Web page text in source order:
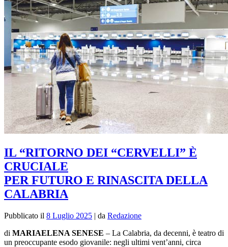
IL “RITORNO DEI “CERVELLI” È
CRUCIALE
PER FUTURO E RINASCITA DELLA
CALABRIA
Pubblicato il 8 Luglio 2025 | da Redazione
di MARIAELENA SENESE – La Calabria, da decenni, è teatro di
un preoccupante esodo giovanile: negli ultimi vent’anni, circa